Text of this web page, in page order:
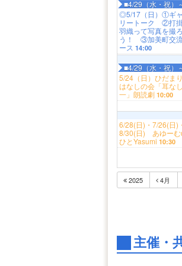
◎5/17（日）①ギ
リートーク ②打
羽織って写真を撮ろ
う！ ③加美町交
ース 14:00
■4/29（水・祝）
5/24（日）ひだま
はなしの会「耳な
一」朗読劇 10:00
■4/29（水・祝）
6/28(日)・7/26(日)・
8/30(日) あゆーむ
ひとYasumi 10:30
2025 4月
主催・